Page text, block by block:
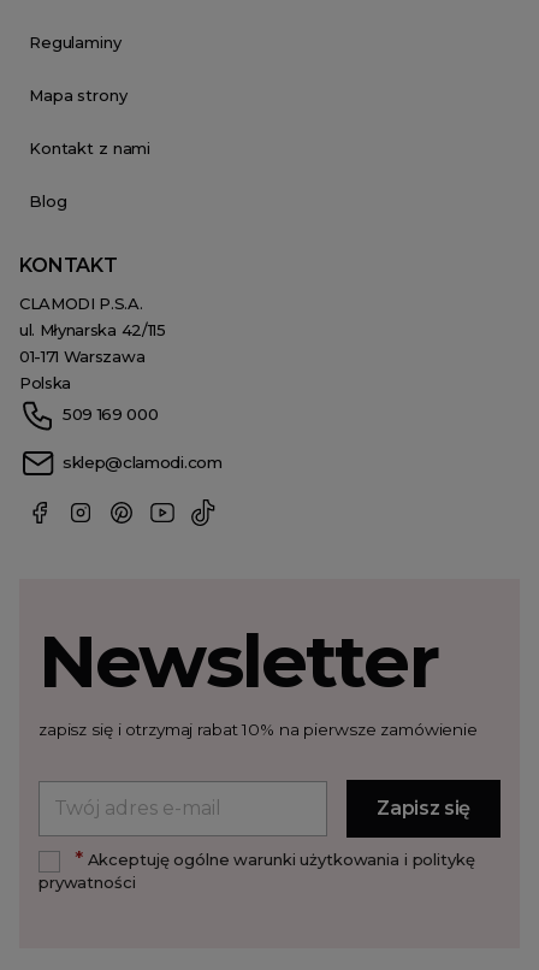
Regulaminy
Mapa strony
Kontakt z nami
Blog
KONTAKT
CLAMODI P.S.A.
ul. Młynarska 42/115
01-171 Warszawa
Polska
509 169 000
sklep@clamodi.com
Newsletter
zapisz się i otrzymaj rabat 10% na pierwsze zamówienie
*Akceptuję ogólne warunki użytkowania i politykę
prywatności